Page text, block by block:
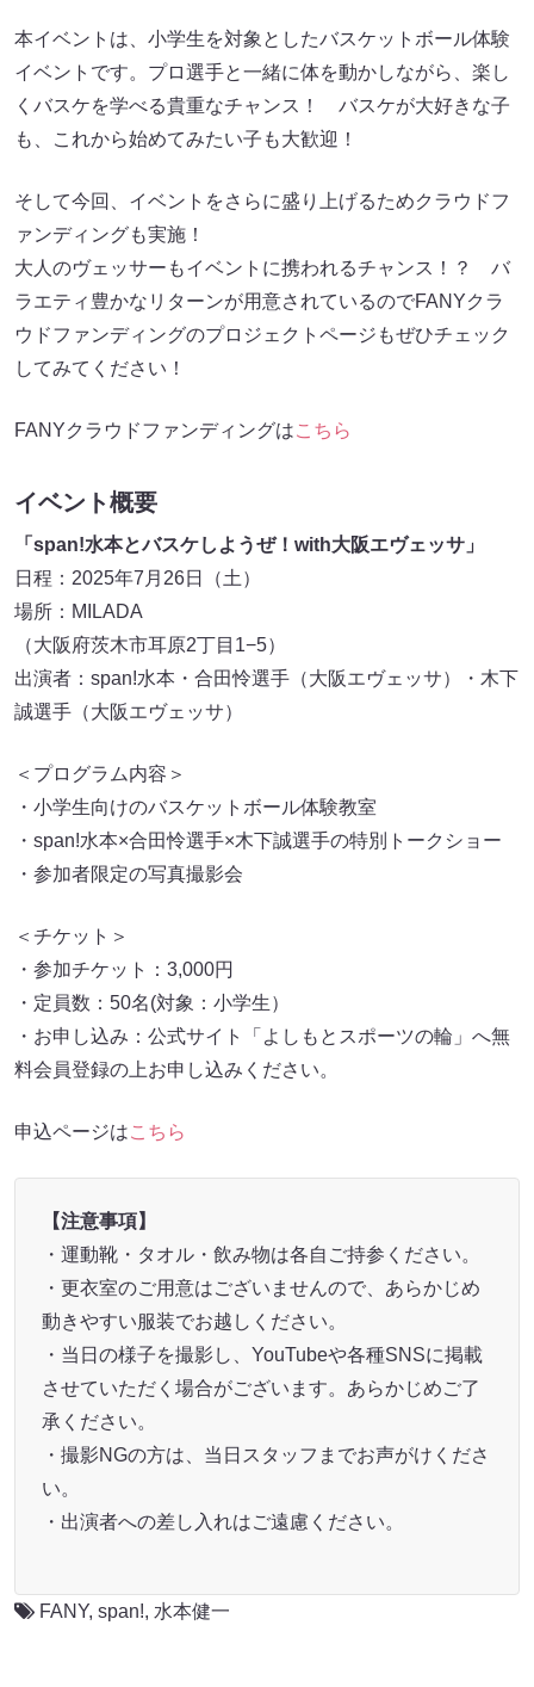
本イベントは、小学生を対象としたバスケットボール体験
イベントです。プロ選手と一緒に体を動かしながら、楽し
くバスケを学べる貴重なチャンス！ バスケが大好きな子
も、これから始めてみたい子も大歓迎！
そして今回、イベントをさらに盛り上げるためクラウドフ
ァンディングも実施！
大人のヴェッサーもイベントに携われるチャンス！？ バ
ラエティ豊かなリターンが用意されているのでFANYクラ
ウドファンディングのプロジェクトページもぜひチェック
してみてください！
FANYクラウドファンディングはこちら
イベント概要
「span!水本とバスケしようぜ！with大阪エヴェッサ」
日程：2025年7月26日（土）
場所：MILADA
（大阪府茨木市耳原2丁目1−5）
出演者：span!水本・合田怜選手（大阪エヴェッサ）・木下
誠選手（大阪エヴェッサ）
＜プログラム内容＞
・小学生向けのバスケットボール体験教室
・span!水本×合田怜選手×木下誠選手の特別トークショー
・参加者限定の写真撮影会
＜チケット＞
・参加チケット：3,000円
・定員数：50名(対象：小学生）
・お申し込み：公式サイト「よしもとスポーツの輪」へ無
料会員登録の上お申し込みください。
申込ページはこちら
【注意事項】
・運動靴・タオル・飲み物は各自ご持参ください。
・更衣室のご用意はございませんので、あらかじめ
動きやすい服装でお越しください。
・当日の様子を撮影し、YouTubeや各種SNSに掲載
させていただく場合がございます。あらかじめご了
承ください。
・撮影NGの方は、当日スタッフまでお声がけくださ
い。
・出演者への差し入れはご遠慮ください。
FANY, span!, 水本健一